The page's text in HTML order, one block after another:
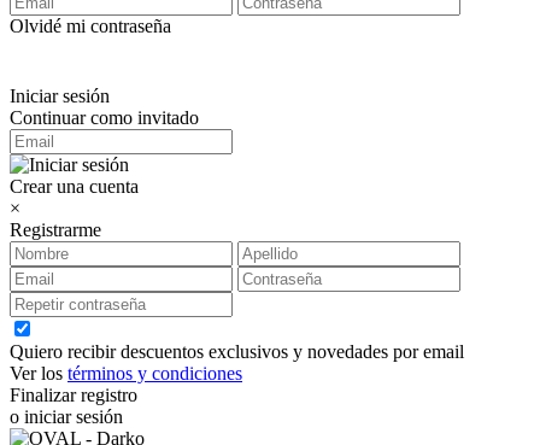
Olvidé mi contraseña
Iniciar sesión
Continuar como invitado
Crear una cuenta
×
Registrarme
Quiero recibir descuentos exclusivos y novedades por email
Ver los términos y condiciones
Finalizar registro
o iniciar sesión